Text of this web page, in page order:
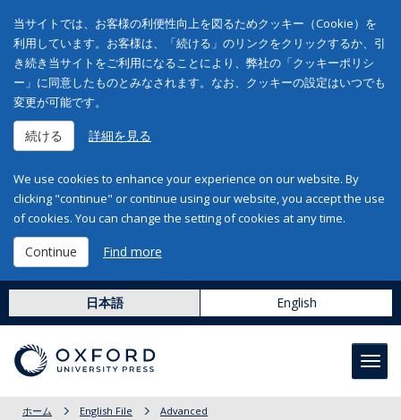
当サイトでは、お客様の利便性向上を図るためクッキー（Cookie）を
利用しています。お客様は、「続ける」のリンクをクリックするか、引
き続き当サイトをご利用になることにより、弊社の「クッキーポリシ
ー」に同意したものとみなされます。なお、クッキーの設定はいつでも
変更が可能です。
続ける 詳細を見る
We use cookies to enhance your experience on our website. By
clicking "continue" or continue using our website, you accept the use
of cookies. You can change the setting of cookies at any time.
Continue Find more
日本語 English
ホーム English File
Advanced